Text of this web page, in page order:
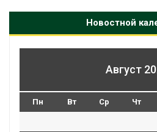
Новостной
Август
Пн Вт Ср Чт